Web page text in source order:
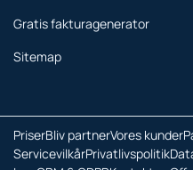
Gratis fakturagenerator
Sitemap
PriserBliv partnerVores kunder
ServicevilkårPrivatlivspolitik